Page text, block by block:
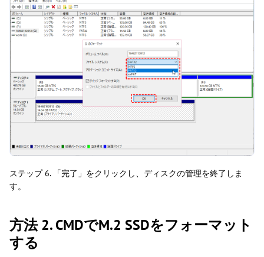
ステップ 6. 「完了」をクリックし、ディスクの管理を終了しま
す。
方法 2. CMDでM.2 SSDをフォーマット
する